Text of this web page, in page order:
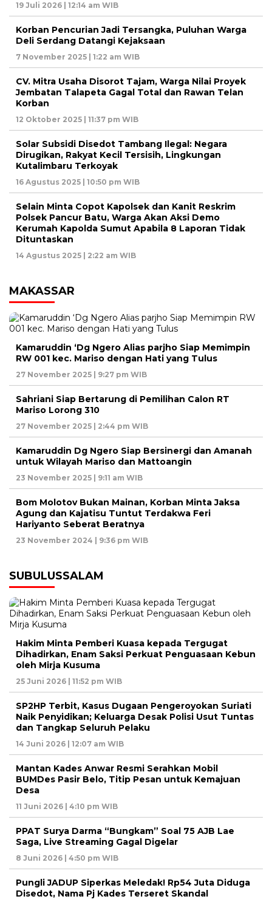
19 Juli 2026 | 12:14 am WIB
Korban Pencurian Jadi Tersangka, Puluhan Warga
Deli Serdang Datangi Kejaksaan
7 November 2025 | 1:22 am WIB
CV. Mitra Usaha Disorot Tajam, Warga Nilai Proyek
Jembatan Talapeta Gagal Total dan Rawan Telan
Korban
12 Oktober 2025 | 11:37 pm WIB
Solar Subsidi Disedot Tambang Ilegal: Negara
Dirugikan, Rakyat Kecil Tersisih, Lingkungan
Kutalimbaru Terkoyak
16 Agustus 2025 | 10:50 pm WIB
Selain Minta Copot Kapolsek dan Kanit Reskrim
Polsek Pancur Batu, Warga Akan Aksi Demo
Kerumah Kapolda Sumut Apabila 8 Laporan Tidak
Dituntaskan
14 Agustus 2025 | 2:22 am WIB
MAKASSAR
Kamaruddin ‘Dg Ngero Alias parjho Siap Memimpin
RW 001 kec. Mariso dengan Hati yang Tulus
27 November 2025 | 9:27 pm WIB
Sahriani Siap Bertarung di Pemilihan Calon RT
Mariso Lorong 310
27 November 2025 | 2:44 pm WIB
Kamaruddin Dg Ngero Siap Bersinergi dan Amanah
untuk Wilayah Mariso dan Mattoangin
23 November 2025 | 9:11 am WIB
Bom Molotov Bukan Mainan, Korban Minta Jaksa
Agung dan Kajatisu Tuntut Terdakwa Feri
Hariyanto Seberat Beratnya
23 November 2024 | 9:36 pm WIB
SUBULUSSALAM
Hakim Minta Pemberi Kuasa kepada Tergugat
Dihadirkan, Enam Saksi Perkuat Penguasaan Kebun
oleh Mirja Kusuma
25 Juni 2026 | 11:52 pm WIB
SP2HP Terbit, Kasus Dugaan Pengeroyokan Suriati
Naik Penyidikan; Keluarga Desak Polisi Usut Tuntas
dan Tangkap Seluruh Pelaku
14 Juni 2026 | 12:07 am WIB
Mantan Kades Anwar Resmi Serahkan Mobil
BUMDes Pasir Belo, Titip Pesan untuk Kemajuan
Desa
11 Juni 2026 | 4:10 pm WIB
PPAT Surya Darma “Bungkam” Soal 75 AJB Lae
Saga, Live Streaming Gagal Digelar
8 Juni 2026 | 4:50 pm WIB
Pungli JADUP Siperkas Meledak! Rp54 Juta Diduga
Disedot, Nama Pj Kades Terseret Skandal